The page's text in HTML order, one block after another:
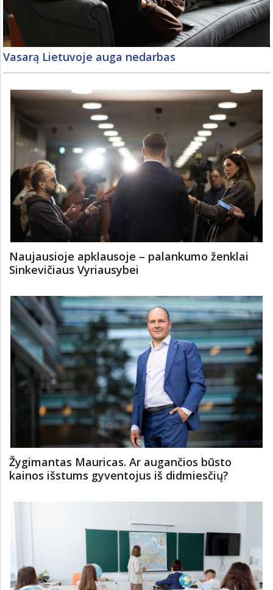
Vasarą Lietuvoje auga nedarbas
Naujausioje apklausoje – palankumo ženklai
Sinkevičiaus Vyriausybei
Žygimantas Mauricas. Ar augančios būsto
kainos išstums gyventojus iš didmiesčių?